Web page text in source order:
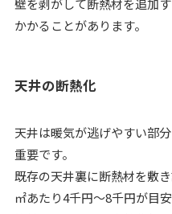
壁を剥がして断熱材を追加
かかることがあります。
天井の断熱化
天井は暖気が逃げやすい部
重要です。
既存の天井裏に断熱材を敷
㎡あたり4千円〜8千円が目安